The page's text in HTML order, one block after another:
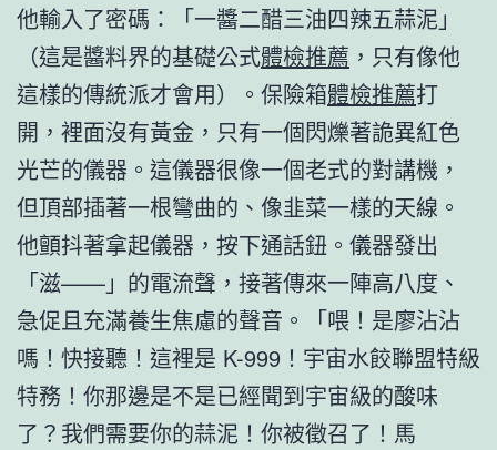
他輸入了密碼：「一醬二醋三油四辣五蒜泥」
（這是醬料界的基礎公式體檢推薦 ，只有像他
這樣的傳統派才會用）。保險箱體檢推薦打
開，裡面沒有黃金，只有一個閃爍著詭異紅色
光芒的儀器。這儀器很像一個老式的對講機，
但頂部插著一根彎曲的、像韭菜一樣的天線。
他顫抖著拿起儀器，按下通話鈕。儀器發出
「滋——」的電流聲，接著傳來一陣高八度、
急促且充滿養生焦慮的聲音。「喂！是廖沾沾
嗎！快接聽！這裡是 K-999！宇宙水餃聯盟特級
特務！你那邊是不是已經聞到宇宙級的酸味
了？我們需要你的蒜泥！你被徵召了！馬